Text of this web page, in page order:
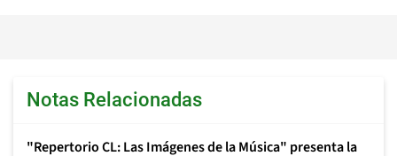
Notas Relacionadas
"Repertorio CL: Las Imágenes de la Música" presenta la